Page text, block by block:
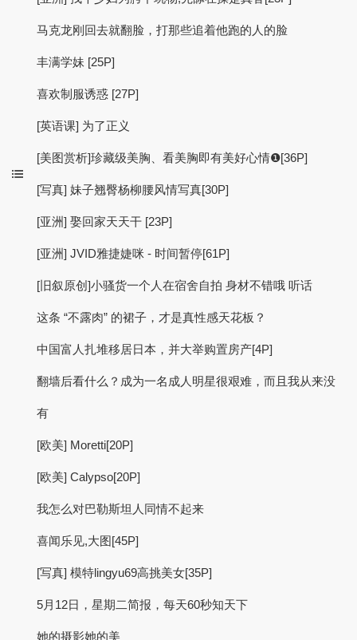
马克龙刚回去就翻脸，打那些追着他跑的人的脸
丰满学妹 [25P]
喜欢制服诱惑 [27P]
[英语课] 为了正义
[美图赏析]珍藏级美胸、看美胸即有美好心情❶[36P]
[写真] 妹子翘臀杨柳腰风情写真[30P]
[亚洲] 娶回家天天干 [23P]
[亚洲] JVID雅捷婕咪 - 时间暂停[61P]
[旧叙原创]小骚货一个人在宿舍自拍 身材不错哦 听话
这条 “不露肉” 的裙子，才是真性感天花板？
中国富人扎堆移居日本，并大举购置房产[4P]
翻墙后看什么？成为一名成人明星很艰难，而且我从来没
有
[欧美] Moretti[20P]
[欧美] Calypso[20P]
我怎么对巴勒斯坦人同情不起来
喜闻乐见,大图[45P]
[写真] 模特lingyu69高挑美女[35P]
5月12日，星期二简报，每天60秒知天下
她的摄影她的美